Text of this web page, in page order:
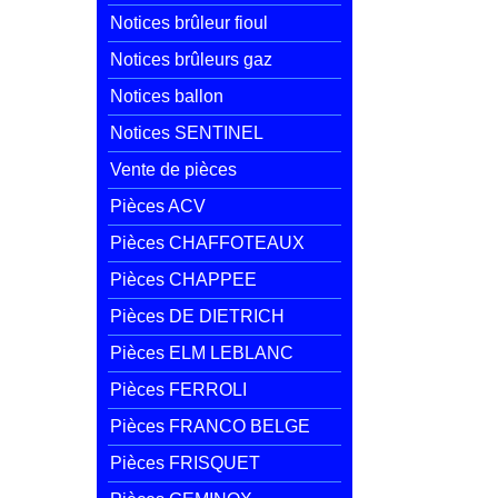
Notices brûleur fioul
Notices brûleurs gaz
Notices ballon
Notices SENTINEL
Vente de pièces
Pièces ACV
Pièces CHAFFOTEAUX
Pièces CHAPPEE
Pièces DE DIETRICH
Pièces ELM LEBLANC
Pièces FERROLI
Pièces FRANCO BELGE
Pièces FRISQUET